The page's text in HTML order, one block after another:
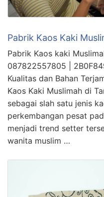
Pabrik Kaos Kaki
Pabrik Kaos kaki
087822557805 |
Kualitas dan Bahan
Kaos Kaki Muslimah di
sebagai slah satu jenis
perkembangan pesat
menjadi trend setter
wanita muslim …